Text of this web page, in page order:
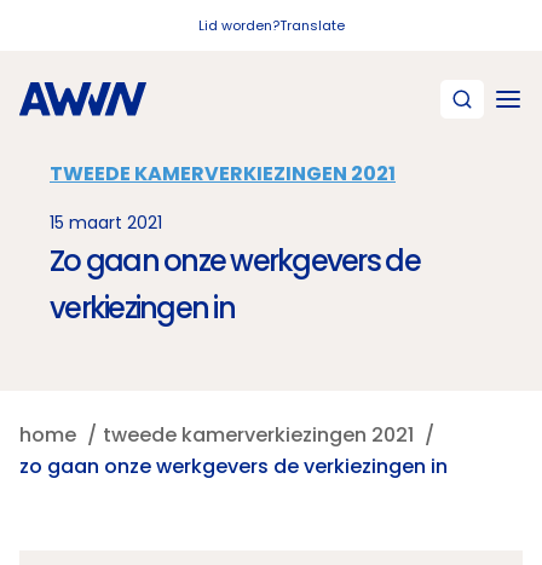
Lid worden?Translate
TWEEDE KAMERVERKIEZINGEN 2021
15 maart 2021
Zo gaan onze werkgevers de
verkiezingen in
home
tweede kamerverkiezingen 2021
zo gaan onze werkgevers de verkiezingen in